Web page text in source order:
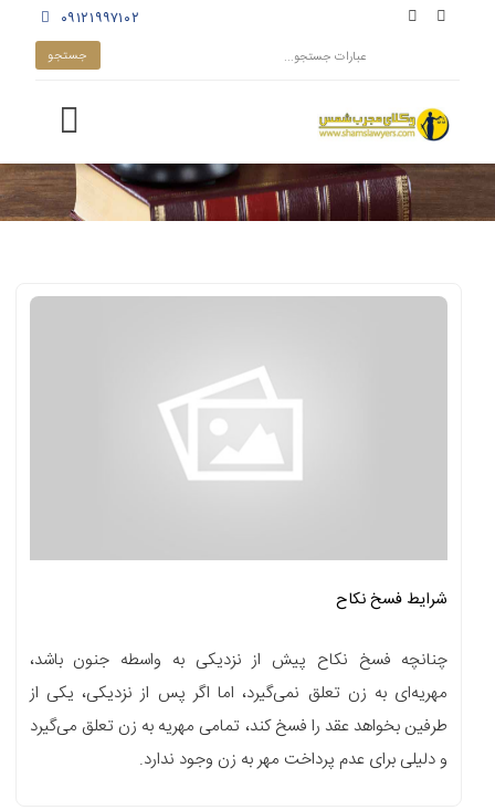
۰۹۱۲۱۹۹۷۱۰۲
شرایط فسخ نکاح
چنانچه فسخ نکاح پیش از نزدیکی به واسطه جنون باشد،
مهریه‌ای به زن تعلق نمی‌گیرد، اما اگر پس از نزدیکی، یکی از
طرفین بخواهد عقد را فسخ کند، تمامی مهریه به زن تعلق می‌گیرد
و دلیلی برای عدم پرداخت مهر به زن وجود ندارد.